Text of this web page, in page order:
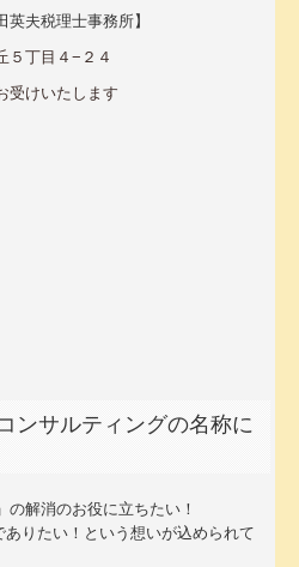
税理士事務所】
５丁目４−２４
いたします
ンサルティングの名称に
解消のお役に立ちたい！
ありたい！という想いが込められて